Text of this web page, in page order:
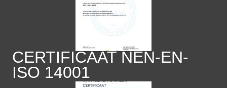
CERTIFICAAT NEN-EN-
ISO 14001